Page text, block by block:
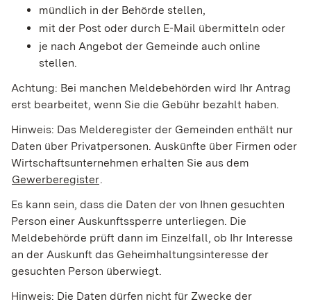
mündlich in der Behörde stellen,
mit der Post oder durch E-Mail übermitteln oder
je nach Angebot der Gemeinde auch online
stellen.
Achtung: Bei manchen Meldebehörden wird Ihr Antrag
erst bearbeitet, wenn Sie die Gebühr bezahlt haben.
Hinweis: Das Melderegister der Gemeinden enthält nur
Daten über Privatpersonen. Auskünfte über Firmen oder
Wirtschaftsunternehmen erhalten Sie aus dem
Gewerberegister.
Es kann sein, dass die Daten der von Ihnen gesuchten
Person einer Auskunftssperre unterliegen. Die
Meldebehörde prüft dann im Einzelfall, ob Ihr Interesse
an der Auskunft das Geheimhaltungsinteresse der
gesuchten Person überwiegt.
Hinweis: Die Daten dürfen nicht für Zwecke der